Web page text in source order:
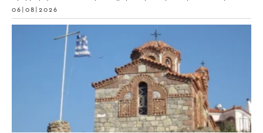
06|08|2026